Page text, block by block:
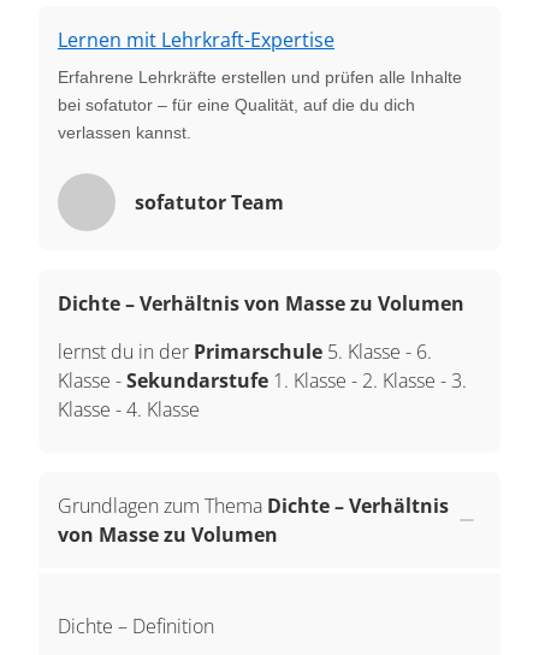
Lernen mit Lehrkraft-Expertise
Erfahrene Lehrkräfte erstellen und prüfen alle Inhalte
bei sofatutor – für eine Qualität, auf die du dich
verlassen kannst.
sofatutor Team
Dichte – Verhältnis von Masse zu Volumen
lernst du in der Primarschule 5. Klasse - 6.
Klasse -Sekundarstufe 1. Klasse - 2. Klasse - 3.
Klasse -4. Klasse
Grundlagen zum Thema Dichte – Verhältnis
von Masse zu Volumen
Dichte – Definition